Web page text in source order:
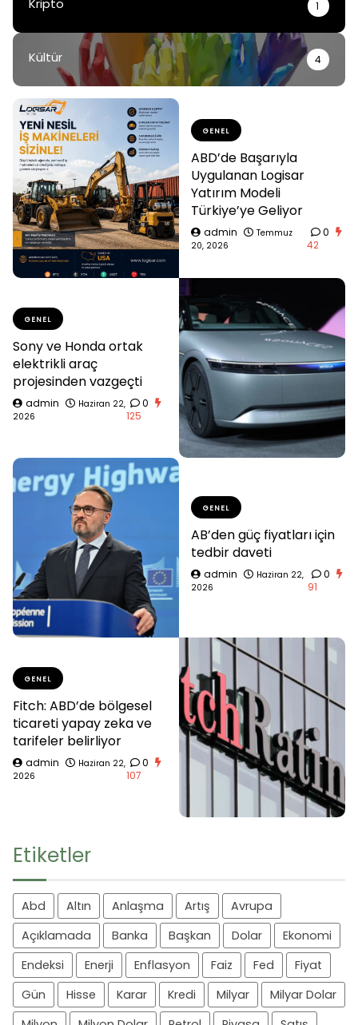
Kripto 1
Kültür 4
GENEL
ABD’de Başarıyla
Uygulanan Logisar
Yatırım Modeli
Türkiye’ye Geliyor
admin
Temmuz
20, 2026
0
42
GENEL
Sony ve Honda ortak
elektrikli araç
projesinden vazgeçti
admin
Haziran 22,
2026
0
125
GENEL
AB’den güç fiyatları için
tedbir daveti
admin
Haziran 22,
2026
0
91
GENEL
Fitch: ABD’de bölgesel
ticareti yapay zeka ve
tarifeler belirliyor
admin
Haziran 22,
2026
0
107
Etiketler
Abd Altın Anlaşma Artış
Avrupa
Açıklamada
Banka Başkan Dolar
Ekonomi
Endeksi
Enerji Enflasyon Faiz Fed
Fiyat
Gün
Hisse Karar Kredi Milyar
Milyar Dolar